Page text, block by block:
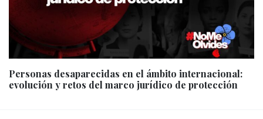
Personas desaparecidas en el ámbito internacional:
evolución y retos del marco jurídico de protección